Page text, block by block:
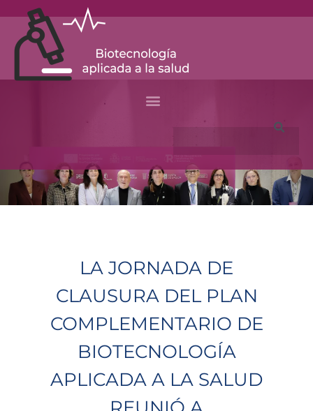
content
Search
LA JORNADA DE
CLAUSURA DEL PLAN
COMPLEMENTARIO DE
BIOTECNOLOGÍA
APLICADA A LA SALUD